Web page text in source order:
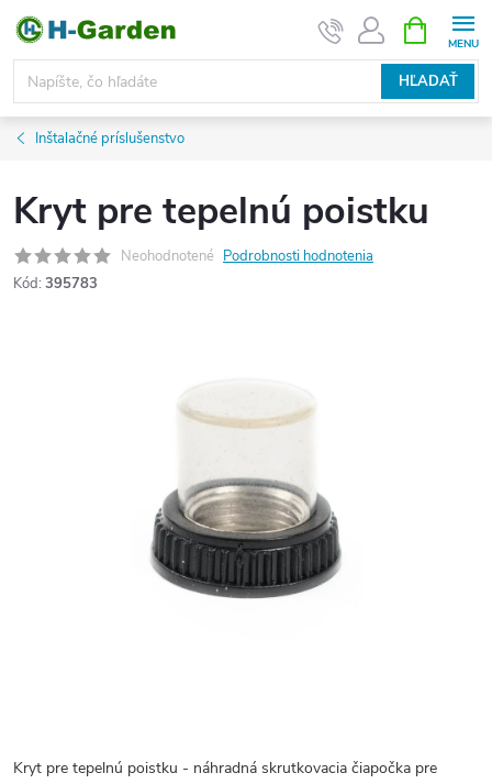
Prejsť
obsah
HĽADAŤ
KOŠÍK
Inštalačné príslušenstvo
Kryt pre tepelnú poistku
Neohodnotené Podrobnosti hodnotenia
Kód: 395783
Kryt pre tepelnú poistku - náhradná skrutkovacia čiapočka pre